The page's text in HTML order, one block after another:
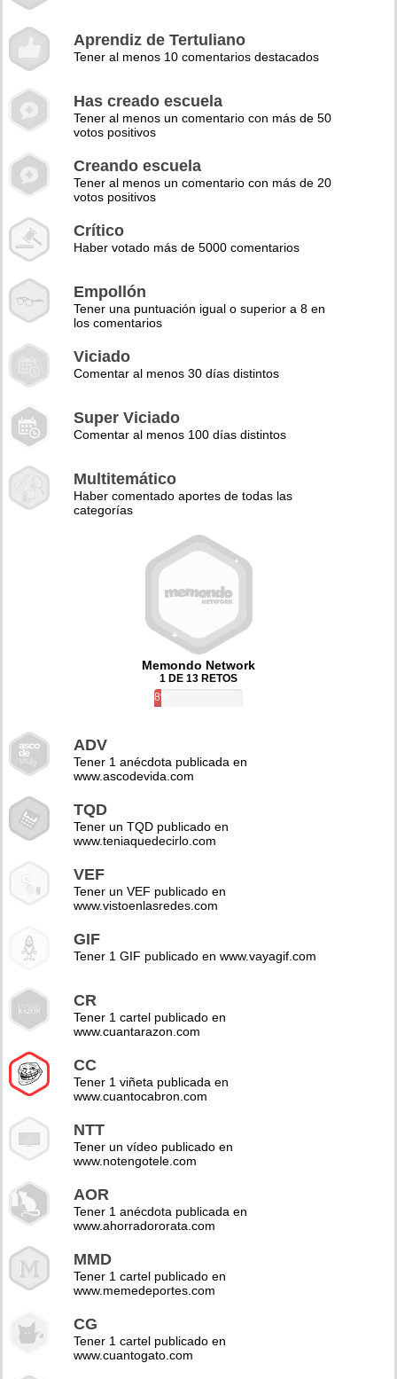
Aprendiz de Tertuliano
Tener al menos 10 comentarios destacados
Has creado escuela
Tener al menos un comentario con más de 50
votos positivos
Creando escuela
Tener al menos un comentario con más de 20
votos positivos
Crítico
Haber votado más de 5000 comentarios
Empollón
Tener una puntuación igual o superior a 8 en
los comentarios
Viciado
Comentar al menos 30 días distintos
Super Viciado
Comentar al menos 100 días distintos
Multitemático
Haber comentado aportes de todas las
categorías
Memondo Network
1 DE 13 RETOS
8%
ADV
Tener 1 anécdota publicada en
www.ascodevida.com
TQD
Tener un TQD publicado en
www.teniaquedecirlo.com
VEF
Tener un VEF publicado en
www.vistoenlasredes.com
GIF
Tener 1 GIF publicado en www.vayagif.com
CR
Tener 1 cartel publicado en
www.cuantarazon.com
CC
Tener 1 viñeta publicada en
www.cuantocabron.com
NTT
Tener un vídeo publicado en
www.notengotele.com
AOR
Tener 1 anécdota publicada en
www.ahorradororata.com
MMD
Tener 1 cartel publicado en
www.memedeportes.com
CG
Tener 1 cartel publicado en
www.cuantogato.com